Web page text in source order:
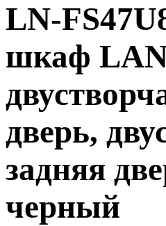
LN-
шкаф
дверь,
задняя
черный